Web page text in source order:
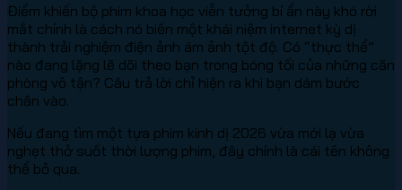
Điểm khiến bộ phim khoa học viễn tưởng bí ẩn này khó rời
mắt chính là cách nó biến một khái niệm internet kỳ dị
thành trải nghiệm điện ảnh ám ảnh tột độ. Có “thực thể”
nào đang lặng lẽ dõi theo bạn trong bóng tối của những căn
phòng vô tận? Câu trả lời chỉ hiện ra khi bạn dám bước
chân vào.
Nếu đang tìm một tựa phim kinh dị 2026 vừa mới lạ vừa
nghẹt thở suốt thời lượng phim, đây chính là cái tên không
thể bỏ qua.